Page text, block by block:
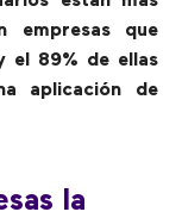
empresas que
el 89% de ellas
aplicación de
la